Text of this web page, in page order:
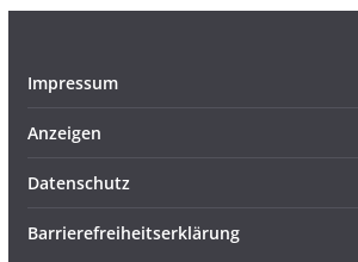
Impressum
Anzeigen
Datenschutz
Barrierefreiheitserklärung